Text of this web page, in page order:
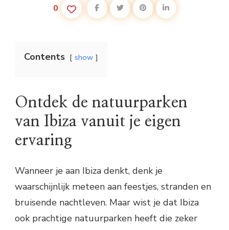
0
Contents show
Ontdek de natuurparken
van Ibiza vanuit je eigen
ervaring
Wanneer je aan Ibiza denkt, denk je
waarschijnlijk meteen aan feestjes, stranden en
bruisende nachtleven. Maar wist je dat Ibiza
ook prachtige natuurparken heeft die zeker